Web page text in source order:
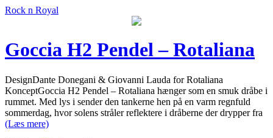
Rock n Royal
Goccia H2 Pendel – Rotaliana
DesignDante Donegani & Giovanni Lauda for Rotaliana
KonceptGoccia H2 Pendel – Rotaliana hænger som en smuk dråbe i
rummet. Med lys i sender den tankerne hen på en varm regnfuld
sommerdag, hvor solens stråler reflektere i dråberne der drypper fra
(Læs mere)